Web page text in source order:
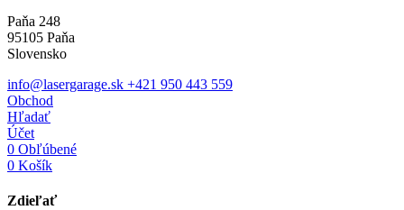
Paňa 248
95105 Paňa
Slovensko
info@lasergarage.sk +421 950 443 559
Obchod
Hľadať
Účet
0 Obľúbené
0 Košík
Zdieľať